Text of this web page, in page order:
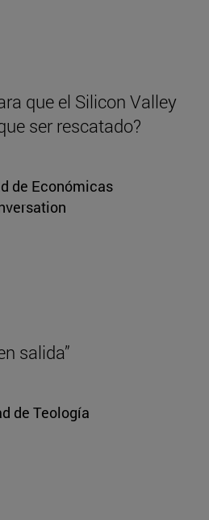
que el Silicon Valley
ser rescatado?
de Económicas
salida”
de Teología